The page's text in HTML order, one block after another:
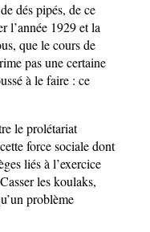
dés pipés, de ce
l’année 1929 et la
que le cours de
pas une certaine
à le faire : ce
le prolétariat
force sociale dont
liés à l’exercice
les koulaks,
problème